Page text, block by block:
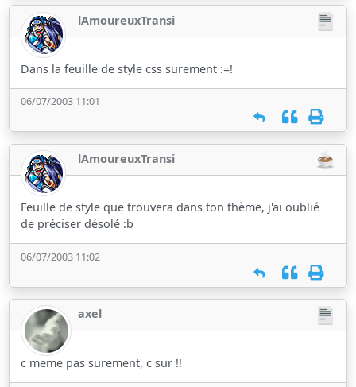
lAmoureuxTransi
Dans la feuille de style css surement :=!
06/07/2003 11:01
lAmoureuxTransi
Feuille de style que trouvera dans ton thème, j'ai oublié
de préciser désolé :b
06/07/2003 11:02
axel
c meme pas surement, c sur !!